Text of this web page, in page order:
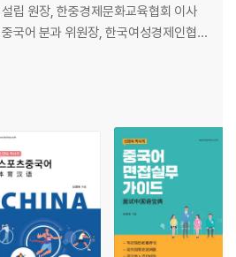
다
다
만들 수 있다
, 정확히 드러낸다
립 원장, 한중경제문화교육협회 이사
국어 분과 위원장, 한국여성경제인협회
의소 영등포지회 수석부회장, 인민일보
대통령 직속 민주평통 상임위원, 한국
용개발센터 국제 중국어 교사 자격 등